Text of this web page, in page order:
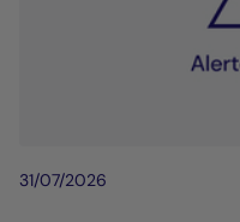
31/07/2026